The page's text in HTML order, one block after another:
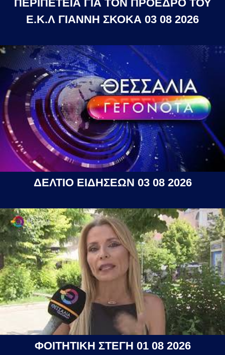
ΠΕΡΙΠΕΤΕΙΑ ΓΙΑ ΤΟΝ ΠΡΟΕΔΡΟ ΤΟΥ
Ε.Κ.Λ ΓΙΑΝΝΗ ΣΚΟΚΑ 03 08 2026
ΔΕΛΤΙΟ ΕΙΔΗΣΕΩΝ 03 08 2026
ΦΟΙΤΗΤΙΚΗ ΣΤΕΓΗ 01 08 2026